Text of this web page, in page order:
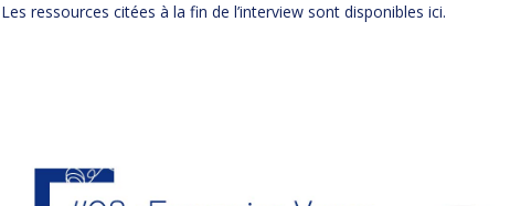
Les ressources citées à la fin de l’interview sont disponibles ici.